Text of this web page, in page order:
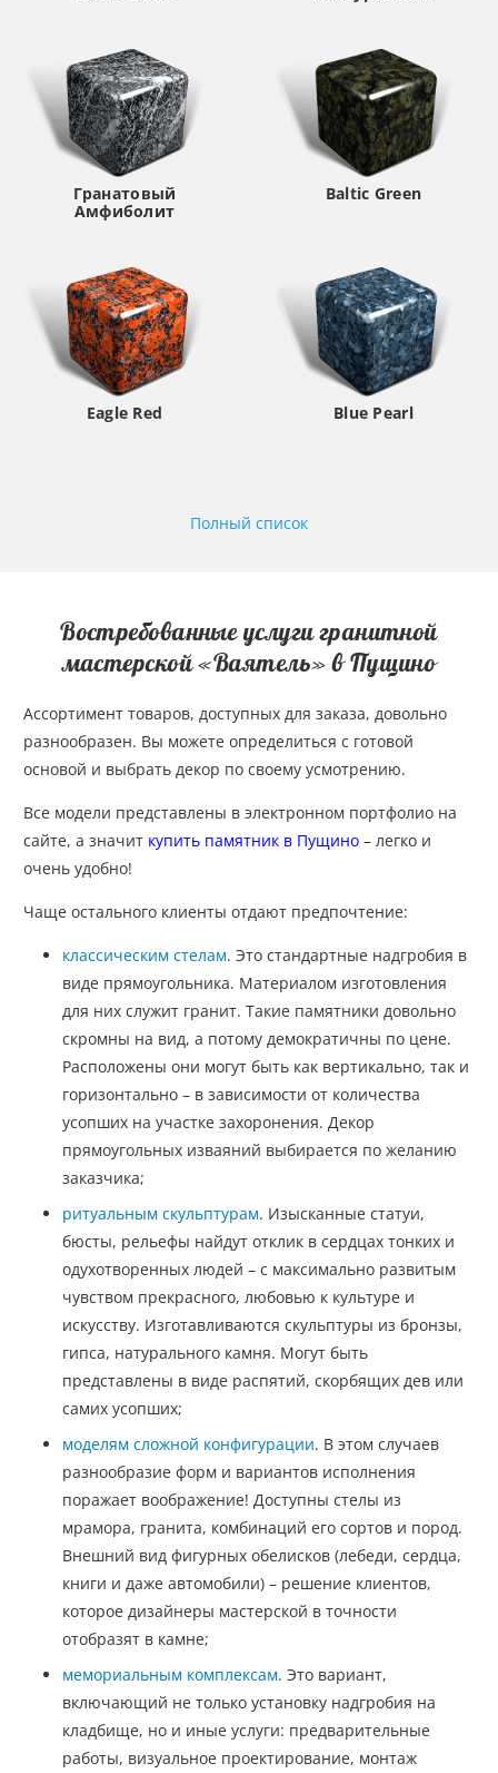
Гранатовый
Амфиболит
Baltic Green
Eagle Red Blue Pearl
Полный список
Востребованные услуги гранитной
мастерской «Ваятель» в Пущино
Ассортимент товаров, доступных для заказа, довольно
разнообразен. Вы можете определиться с готовой
основой и выбрать декор по своему усмотрению.
Все модели представлены в электронном портфолио на
сайте, а значит купить памятник в Пущино – легко и
очень удобно!
Чаще остального клиенты отдают предпочтение:
классическим стелам. Это стандартные надгробия в
виде прямоугольника. Материалом изготовления
для них служит гранит. Такие памятники довольно
скромны на вид, а потому демократичны по цене.
Расположены они могут быть как вертикально, так и
горизонтально – в зависимости от количества
усопших на участке захоронения. Декор
прямоугольных изваяний выбирается по желанию
заказчика;
ритуальным скульптурам. Изысканные статуи,
бюсты, рельефы найдут отклик в сердцах тонких и
одухотворенных людей – с максимально развитым
чувством прекрасного, любовью к культуре и
искусству. Изготавливаются скульптуры из бронзы,
гипса, натурального камня. Могут быть
представлены в виде распятий, скорбящих дев или
самих усопших;
моделям сложной конфигурации. В этом случаев
разнообразие форм и вариантов исполнения
поражает воображение! Доступны стелы из
мрамора, гранита, комбинаций его сортов и пород.
Внешний вид фигурных обелисков (лебеди, сердца,
книги и даже автомобили) – решение клиентов,
которое дизайнеры мастерской в точности
отобразят в камне;
мемориальным комплексам. Это вариант,
включающий не только установку надгробия на
кладбище, но и иные услуги: предварительные
работы, визуальное проектирование, монтаж